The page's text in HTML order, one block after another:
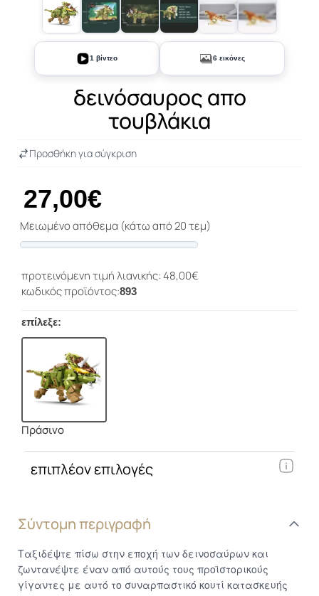
+1
1 βίντεο 6 εικόνες
δεινόσαυρος απο
τουβλάκια
Σύντομη περιγραφή
Ταξιδέψτε πίσω στην εποχή των δεινοσαύρων και
ζωντανέψτε έναν από αυτούς τους προϊστορικούς
γίγαντες με αυτό το συναρπαστικό κουτί κατασκευής
27,00€
Μειωμένο απόθεμα (κάτω από 20 τεμ)
Προσθήκη για σύγκριση
προτεινόμενη τιμή λιανικής: 48,00€
κωδικός προϊόντος:893
επίλεξε:
Πράσινο
επιπλέον επιλογές